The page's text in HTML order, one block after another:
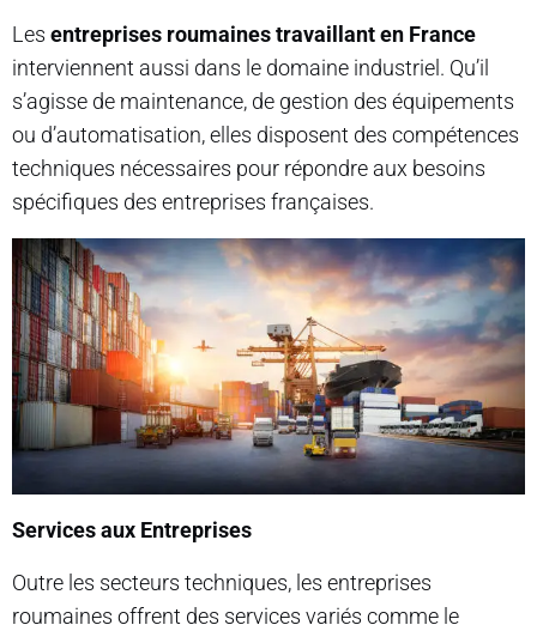
Les entreprises roumaines travaillant en France
interviennent aussi dans le domaine industriel. Qu’il
s’agisse de maintenance, de gestion des équipements
ou d’automatisation, elles disposent des compétences
techniques nécessaires pour répondre aux besoins
spécifiques des entreprises françaises.
Services aux Entreprises
Outre les secteurs techniques, les entreprises
roumaines offrent des services variés comme le